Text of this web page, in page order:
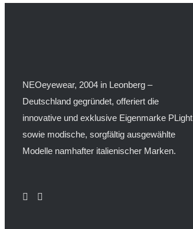
NEOeyewear, 2004 in Leonberg –
Deutschland gegründet, offeriert die
innovative und exklusive Eigenmarke PLight
sowie modische, sorgfältig ausgewählte
Modelle namhafter italienischer Marken.